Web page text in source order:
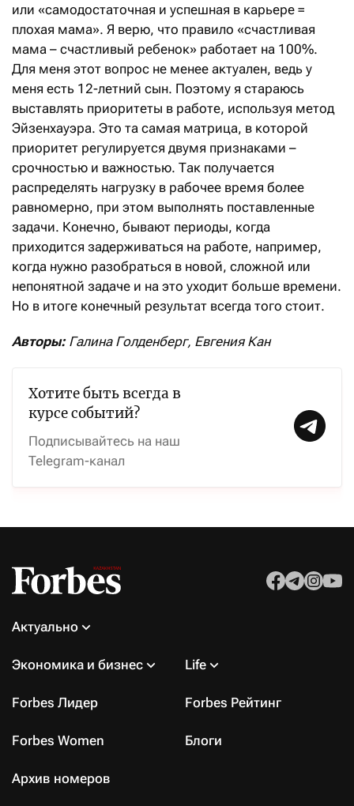
или «самодостаточная и успешная в карьере =
плохая мама». Я верю, что правило «счастливая
мама – счастливый ребенок» работает на 100%.
Для меня этот вопрос не менее актуален, ведь у
меня есть 12-летний сын. Поэтому я стараюсь
выставлять приоритеты в работе, используя метод
Эйзенхауэра. Это та самая матрица, в которой
приоритет регулируется двумя признаками –
срочностью и важностью. Так получается
распределять нагрузку в рабочее время более
равномерно, при этом выполнять поставленные
задачи. Конечно, бывают периоды, когда
приходится задерживаться на работе, например,
когда нужно разобраться в новой, сложной или
непонятной задаче и на это уходит больше времени.
Но в итоге конечный результат всегда того стоит.
Авторы:Галина Голденберг, Евгения Кан
Хотите быть всегда в
курсе событий?
Подписывайтесь на наш
Telegram-канал
Актуально
Экономика и бизнес Life
Forbes Лидер Forbes Рейтинг
Forbes Women Блоги
Архив номеров